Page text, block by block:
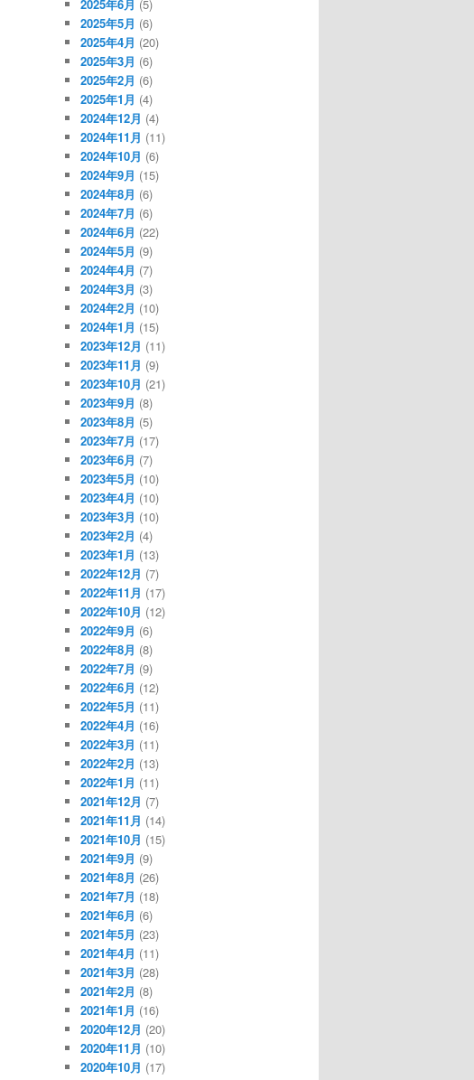
2025年6月 (5)
2025年5月 (6)
2025年4月 (20)
2025年3月 (6)
2025年2月 (6)
2025年1月 (4)
2024年12月 (4)
2024年11月 (11)
2024年10月 (6)
2024年9月 (15)
2024年8月 (6)
2024年7月 (6)
2024年6月 (22)
2024年5月 (9)
2024年4月 (7)
2024年3月 (3)
2024年2月 (10)
2024年1月 (15)
2023年12月 (11)
2023年11月 (9)
2023年10月 (21)
2023年9月 (8)
2023年8月 (5)
2023年7月 (17)
2023年6月 (7)
2023年5月 (10)
2023年4月 (10)
2023年3月 (10)
2023年2月 (4)
2023年1月 (13)
2022年12月 (7)
2022年11月 (17)
2022年10月 (12)
2022年9月 (6)
2022年8月 (8)
2022年7月 (9)
2022年6月 (12)
2022年5月 (11)
2022年4月 (16)
2022年3月 (11)
2022年2月 (13)
2022年1月 (11)
2021年12月 (7)
2021年11月 (14)
2021年10月 (15)
2021年9月 (9)
2021年8月 (26)
2021年7月 (18)
2021年6月 (6)
2021年5月 (23)
2021年4月 (11)
2021年3月 (28)
2021年2月 (8)
2021年1月 (16)
2020年12月 (20)
2020年11月 (10)
2020年10月 (17)